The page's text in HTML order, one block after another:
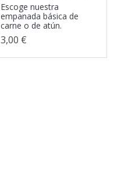
Escoge nuestra
empanada básica de
carne o de atún.
3,00 €